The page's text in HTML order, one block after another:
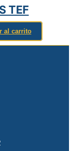
TEF
al carrito